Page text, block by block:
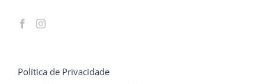
Política de Privacidade